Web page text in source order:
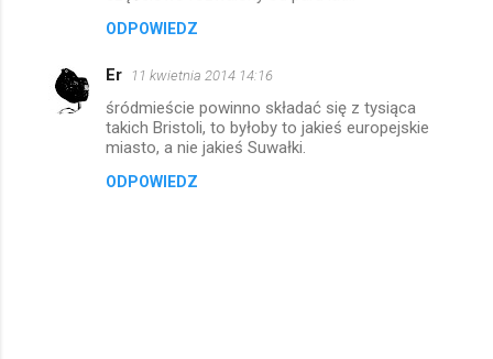
ODPOWIEDZ
Er 11 kwietnia 2014 14:16
śródmieście powinno składać się z tysiąca
takich Bristoli, to byłoby to jakieś europejskie
miasto, a nie jakieś Suwałki.
ODPOWIEDZ